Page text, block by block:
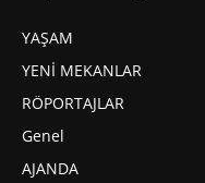
YAŞAM
YENİ MEKANLAR
RÖPORTAJLAR
Genel
AJANDA